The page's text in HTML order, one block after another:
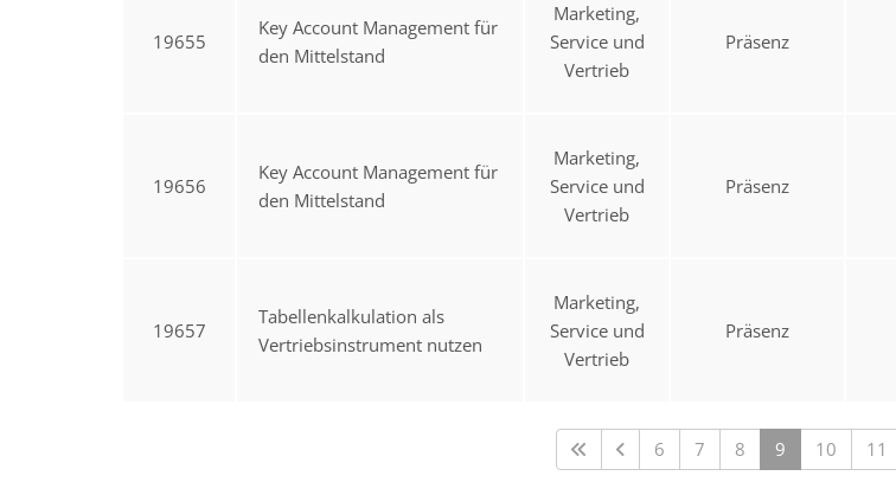
19655
Key Account Management für
den Mittelstand
Marketing,
Service und
Vertrieb
Präsenz
19656
Key Account Management für
den Mittelstand
Marketing,
Service und
Vertrieb
Präsenz
19657
Tabellenkalkulation als
Vertriebsinstrument nutzen
Marketing,
Service und
Vertrieb
Präsenz
6 7 8 9 10 11